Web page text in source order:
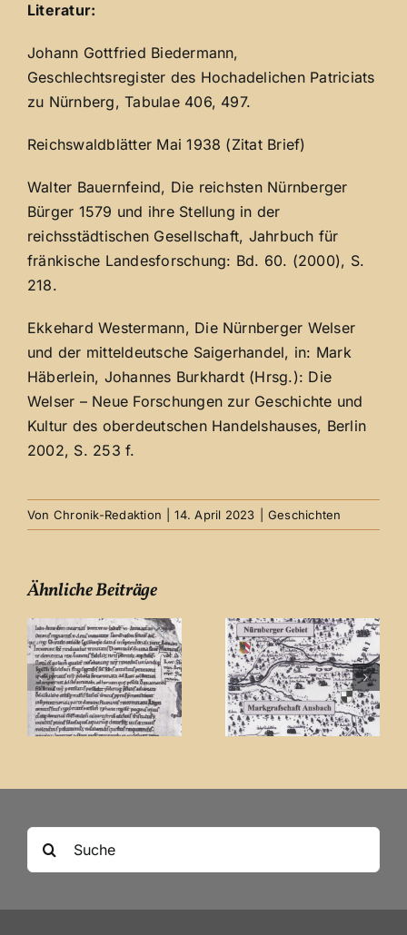
Literatur:
Johann Gottfried Biedermann,
Geschlechtsregister des Hochadelichen Patriciats
zu Nürnberg, Tabulae 406, 497.
Reichswaldblätter Mai 1938 (Zitat Brief)
Walter Bauernfeind, Die reichsten Nürnberger
Bürger 1579 und ihre Stellung in der
reichsstädtischen Gesellschaft, Jahrbuch für
fränkische Landesforschung: Bd. 60. (2000), S.
218.
Ekkehard Westermann, Die Nürnberger Welser
und der mitteldeutsche Saigerhandel, in: Mark
Häberlein, Johannes Burkhardt (Hrsg.): Die
Welser – Neue Forschungen zur Geschichte und
Kultur des oberdeutschen Handelshauses, Berlin
2002, S. 253 f.
Von Chronik-Redaktion 14. April 2023 Geschichten
Ähnliche Beiträge
nach: